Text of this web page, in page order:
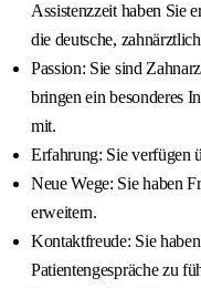
Assistenzzeit haben Sie
die deutsche,
Passion: Sie sind
bringen ein besonderes
mit.
Erfahrung: Sie verfügen
Neue Wege: Sie haben
erweitern.
Kontaktfreude: Sie
Patientengespräche zu